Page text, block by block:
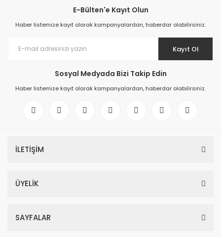
E-Bülten'e Kayıt Olun
Haber listemize kayıt olarak kampanyalardan, haberdar olabilirsiniz.
Kayıt Ol
Sosyal Medyada Bizi Takip Edin
Haber listemize kayıt olarak kampanyalardan, haberdar olabilirsiniz.
İLETİŞİM
ÜYELİK
SAYFALAR